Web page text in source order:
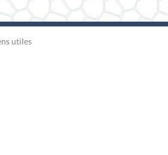
utiles